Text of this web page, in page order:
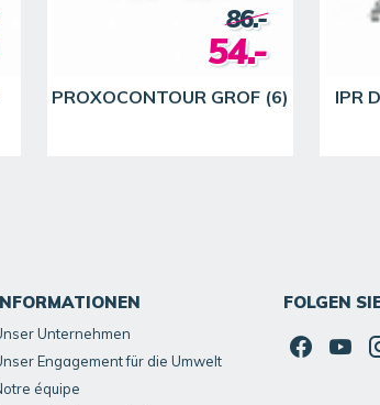
PROXOCONTOUR GROF (6)
86.-
54.-
IPR
Unternehmen
Engagement für die Umwelt
équipe
FOLGEN